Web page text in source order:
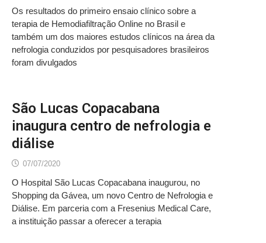
Os resultados do primeiro ensaio clínico sobre a
terapia de Hemodiafiltração Online no Brasil e
também um dos maiores estudos clínicos na área da
nefrologia conduzidos por pesquisadores brasileiros
foram divulgados
São Lucas Copacabana
inaugura centro de nefrologia e
diálise
07/07/2020
O Hospital São Lucas Copacabana inaugurou, no
Shopping da Gávea, um novo Centro de Nefrologia e
Diálise. Em parceria com a Fresenius Medical Care,
a instituição passar a oferecer a terapia